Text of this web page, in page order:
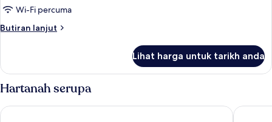
Wi-Fi percuma
Butiran lanjut
Butiran
Lihat harga untuk tarikh anda
Hartanah serupa
Vannee Golden Sands Beachfront Resort Holiday